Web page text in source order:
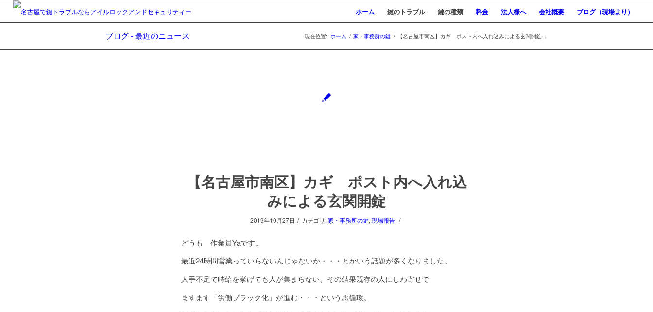
ホーム 鍵のトラブル 鍵の種類 料金 法人様へ 会社概要 ブログ（現場より）
ブログ - 最近のニュース 現在位置: ホーム / 家・事務所の鍵 / 【名古屋市南区】カギ ポスト内へ入れ込みによる玄関開錠...
【名古屋市南区】カギ ポスト内へ入れ込
みによる玄関開錠
2019年10月27日 / カテゴリ:家・事務所の鍵, 現場報告 /
どうも 作業員Yaです。
最近24時間営業っていらないんじゃないか・・・とかいう話題が多くなりました。
人手不足で時給を挙げても人が集まらない、その結果既存の人にしわ寄せで
ますます「労働ブラック化」が進む・・・という悪循環。